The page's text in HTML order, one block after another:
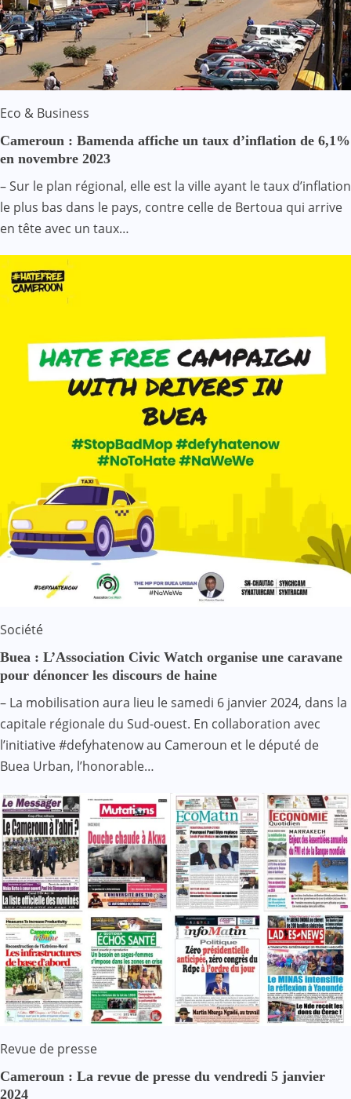
Eco & Business
Cameroun : Bamenda affiche un taux d’inflation de 6,1%
en novembre 2023
– Sur le plan régional, elle est la ville ayant le taux d’inflation
le plus bas dans le pays, contre celle de Bertoua qui arrive
en tête avec un taux…
Société
Buea : L’Association Civic Watch organise une caravane
pour dénoncer les discours de haine
– La mobilisation aura lieu le samedi 6 janvier 2024, dans la
capitale régionale du Sud-ouest. En collaboration avec
l’initiative #defyhatenow au Cameroun et le député de
Buea Urban, l’honorable…
Revue de presse
Cameroun : La revue de presse du vendredi 5 janvier
2024